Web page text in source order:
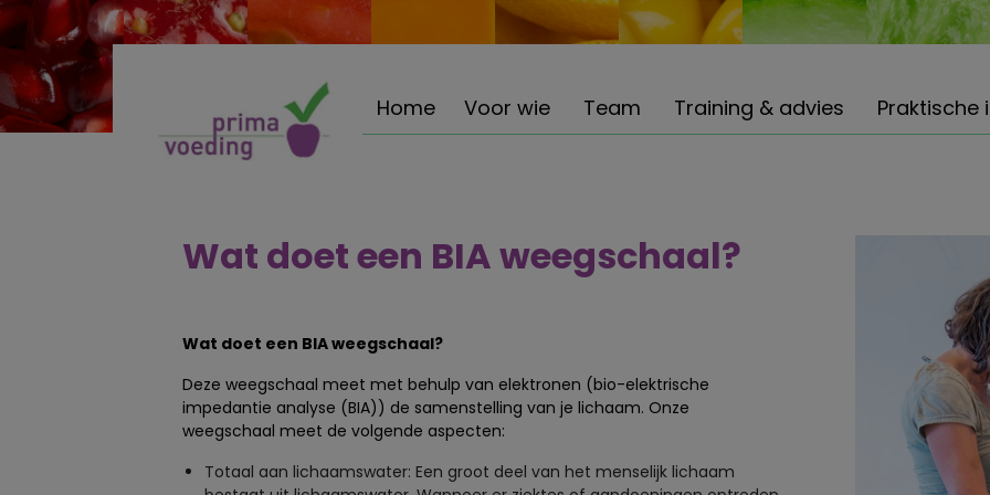
Home Voor wie Team Training & advies Praktische
Wat doet een BIA weegschaal?
Wat doet een BIA weegschaal?
Deze weegschaal meet met behulp van elektronen (bio-elektrische
impedantie analyse (BIA)) de samenstelling van je lichaam. Onze
weegschaal meet de volgende aspecten:
Totaal aan lichaamswater: Een groot deel van het menselijk lichaam